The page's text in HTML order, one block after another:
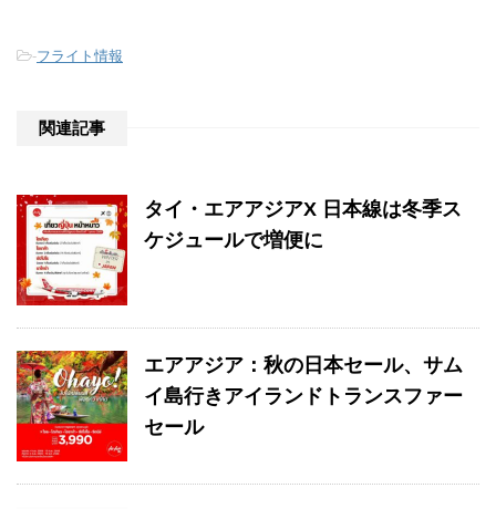
-フライト情報
関連記事
タイ・エアアジアX 日本線は冬季ス
ケジュールで増便に
エアアジア：秋の日本セール、サム
イ島行きアイランドトランスファー
セール